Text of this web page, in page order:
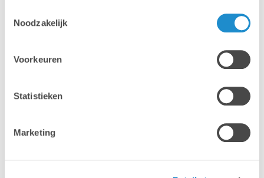
Noodzakelijk
Voorkeuren
Statistieken
Marketing
iPhone
Accessoires